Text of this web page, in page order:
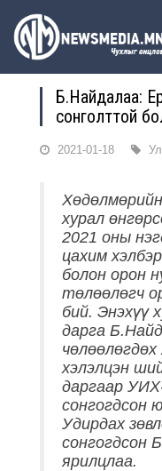
Б.Найдалаа:
сонголттой
2021-01-18
хурал
2021 оны
цахим
болон орон
төлөөлөгч
бий. Энэхүү
дарга
хэлэлцэн
даргаар
сонгогдсон
Удирдах
сонгогдсон
ярилцлаа.